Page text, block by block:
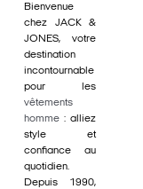
Bienvenue
chez JACK &
JONES, votre
destination
incontournable
pour les
vêtements
homme : alliez
style et
confiance au
quotidien.
Depuis 1990,